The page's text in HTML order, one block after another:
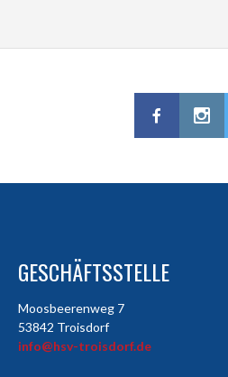
GESCHÄFTSSTELLE
Moosbeerenweg 7
53842 Troisdorf
info@hsv-troisdorf.de